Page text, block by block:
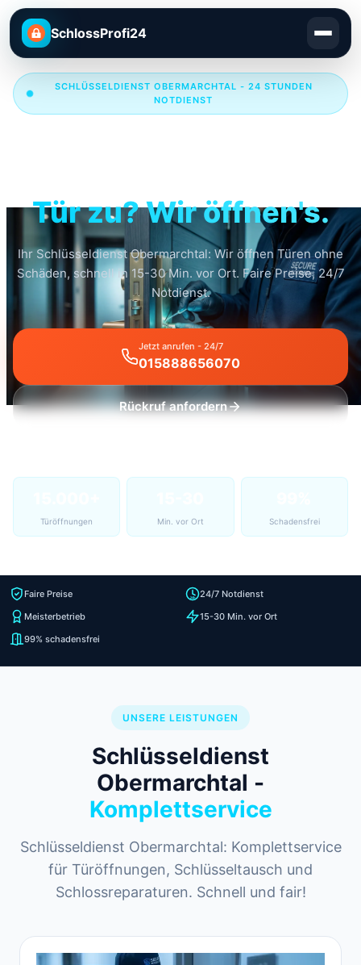
SchlossProfi24
SCHLÜSSELDIENST OBERMARCHTAL - 24 STUNDEN
NOTDIENST
Tür zu? Wir öffnen's.
Ihr Schlüsseldienst Obermarchtal: Wir öffnen Türen ohne
Schäden, schnell in 15-30 Min. vor Ort. Faire Preise, 24/7
Notdienst.
Jetzt anrufen - 24/7
015888656070
Rückruf anfordern
Türöffnungen Min. vor Ort Schadensfrei
Faire Preise
24/7 Notdienst
Meisterbetrieb
15-30 Min. vor Ort
99% schadensfrei
UNSERE LEISTUNGEN
Schlüsseldienst
Obermarchtal -
Komplettservice
Schlüsseldienst Obermarchtal: Komplettservice
für Türöffnungen, Schlüsseltausch und
Schlossreparaturen. Schnell und fair!